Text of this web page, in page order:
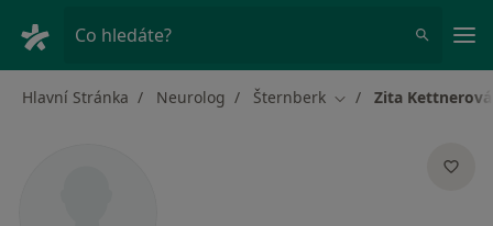
Co hledáte?
Hlavní Stránka Neurolog Šternberk Změna města
Zita Kettnerová